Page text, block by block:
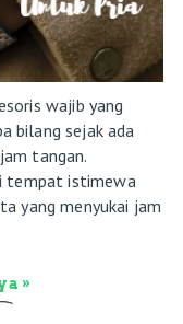
wajib yang
bilang sejak ada
tangan.
tempat istimewa
yang menyukai jam
»